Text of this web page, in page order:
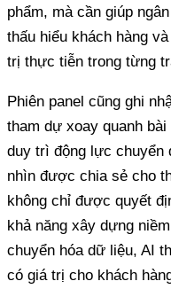
phẩm, mà cần giúp
thấu hiểu khách hàng
trị thực tiễn trong từng
Phiên panel cũng ghi
tham dự xoay quanh
duy trì động lực chuyển
nhìn được chia sẻ cho
không chỉ được quyết
khả năng xây dựng
chuyển hóa dữ liệu, AI
có giá trị cho khách